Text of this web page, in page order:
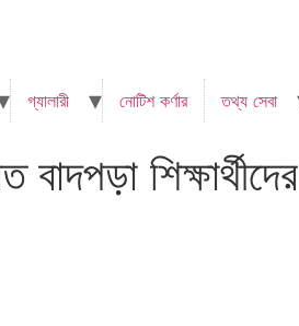
গ্যালারী নোটিশ কর্ণার তথ্য সেবা
শিক্ষার্থীদের